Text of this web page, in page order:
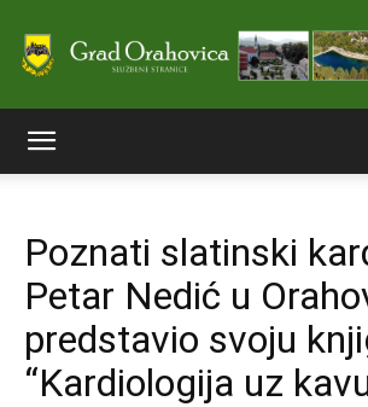
stranice
Grada
Poznati slatinski
Petar Nedić u
predstavio svoju
“Kardiologija uz